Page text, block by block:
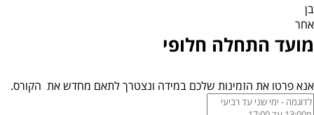
בן
אחר
מועד התחלה חלופי
אנא פרטו את הזמינות שלכם במידה ונצטרך לתאם מחדש את הקורס.